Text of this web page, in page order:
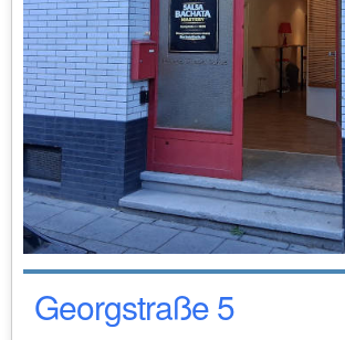
Georgstraße 5